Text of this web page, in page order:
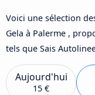
Voici une sélection
Gela à Palerme ,
tels que Sais
Aujourd'hui
15 €